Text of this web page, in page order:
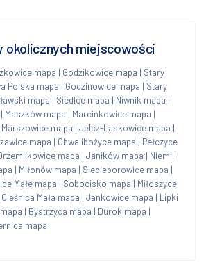
okolicznych miejscowości
mapa | Godzikowice mapa | Stary
Polska mapa | Godzinowice mapa | Stary
mapa | Siedlce mapa | Niwnik mapa |
| Maszków mapa | Marcinkowice mapa |
Marszowice mapa | Jelcz-Laskowice mapa |
mapa | Chwalibożyce mapa | Pełczyce
mapa | Janików mapa | Niemil
| Miłonów mapa | Siecieborowice mapa |
Małe mapa | Sobocisko mapa | Miłoszyce
Oleśnica Mała mapa | Jankowice mapa | Lipki
| Bystrzyca mapa | Durok mapa |
mapa